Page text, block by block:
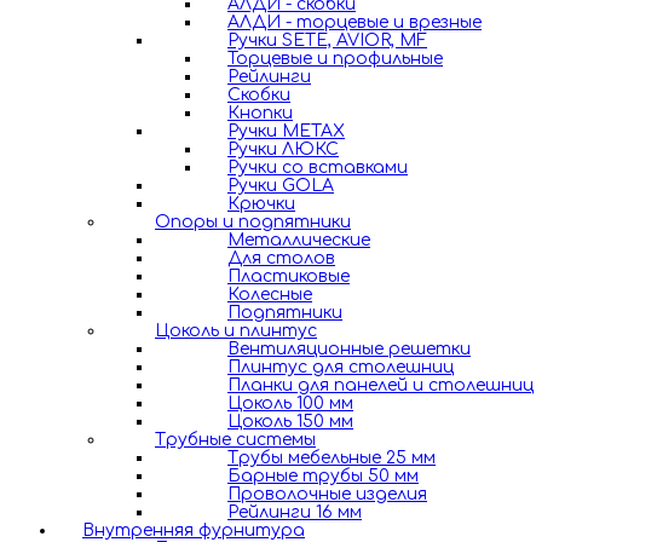
АЛДИ - скобки
АЛДИ - торцевые и врезные
Ручки SETE, AVIOR, MF
Торцевые и профильные
Рейлинги
Скобки
Кнопки
Ручки METAX
Ручки ЛЮКС
Ручки со вставками
Ручки GOLA
Крючки
Опоры и подпятники
Металлические
Для столов
Пластиковые
Колесные
Подпятники
Цоколь и плинтус
Вентиляционные решетки
Плинтус для столешниц
Планки для панелей и столешниц
Цоколь 100 мм
Цоколь 150 мм
Трубные системы
Трубы мебельные 25 мм
Барные трубы 50 мм
Проволочные изделия
Рейлинги 16 мм
Внутренняя фурнитура